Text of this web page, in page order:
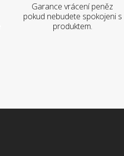
Garance vrácení peněz
pokud nebudete spokojeni s
produktem.